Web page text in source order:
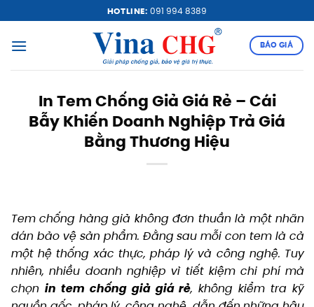
qua
nội
HOTLINE:091 994 8389
BÁO GIÁ
In Tem Chống Giả Giá Rẻ – Cái
Bẫy Khiến Doanh Nghiệp Trả Giá
Bằng Thương Hiệu
Tem chống hàng giả không đơn thuần là một nhãn
dán bảo vệ sản phẩm. Đằng sau mỗi con tem là cả
một hệ thống xác thực, pháp lý và công nghệ. Tuy
nhiên, nhiều doanh nghiệp vì tiết kiệm chi phí mà
chọn in tem chống giả giá rẻ, không kiểm tra kỹ